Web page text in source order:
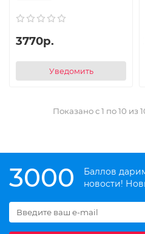
3770р.
Уведомить
Показано с 1 по 10 из
3000
Баллов
новости!